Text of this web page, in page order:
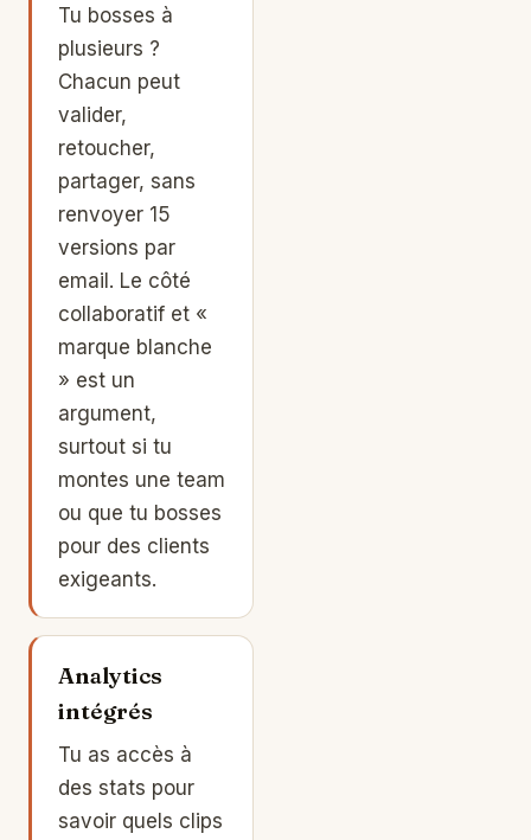
Tu bosses à
plusieurs ?
Chacun peut
valider,
retoucher,
partager, sans
renvoyer 15
versions par
email. Le côté
collaboratif et «
marque blanche
» est un
argument,
surtout si tu
montes une team
ou que tu bosses
pour des clients
exigeants.
Analytics
intégrés
Tu as accès à
des stats pour
savoir quels clips